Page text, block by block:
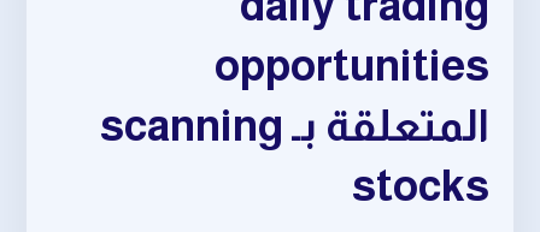
opportunities
المتعلقة بـ scanning
stocks